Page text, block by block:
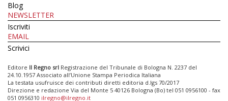
Blog
NEWSLETTER
Iscriviti
EMAIL
Scrivici
Editore Il Regno srl Registrazione del Tribunale di Bologna N. 2237 del
24.10.1957 Associato all’Unione Stampa Periodica Italiana
La testata usufruisce dei contributi diretti editoria d.lgs 70/2017
Direzione e redazione Via del Monte 5 40126 Bologna (Bo) tel 051 0956100 - fax
051 0956310 ilregno@ilregno.it